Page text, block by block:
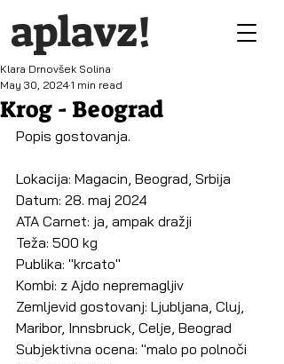
aplavz!
Krog - Beograd
Klara Drnovšek Solina
May 30, 2024 1 min read
Popis gostovanja.
Lokacija: Magacin, Beograd, Srbija
Datum: 28. maj 2024
ATA Carnet: ja, ampak dražji
Teža: 500 kg
Publika: "krcato"
Kombi: z Ajdo nepremagljiv
Zemljevid gostovanj: Ljubljana, Cluj,
Maribor, Innsbruck, Celje, Beograd
Subjektivna ocena: "malo po polnoči